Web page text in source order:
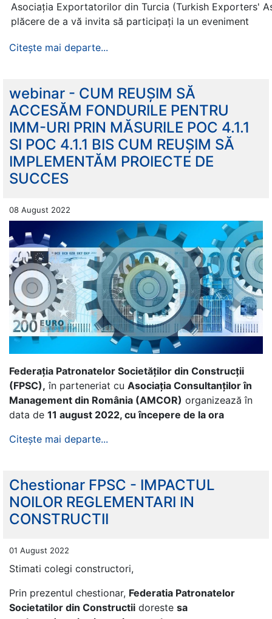
Asociația Exportatorilor din Turcia (Turkish Exporters'
plăcere de a vă invita să participați la un eveniment
Citește mai departe...
webinar - CUM REUȘIM SĂ
ACCESĂM FONDURILE PENTRU
IMM-URI PRIN MĂSURILE POC 4.1.1
SI POC 4.1.1 BIS CUM REUȘIM SĂ
IMPLEMENTĂM PROIECTE DE
SUCCES
08 August 2022
Federația Patronatelor Societăților din Construcții
(FPSC), în parteneriat cu Asociația Consultanților în
Management din România (AMCOR) organizează în
data de 11 august 2022, cu începere de la ora
Citește mai departe...
Chestionar FPSC - IMPACTUL
NOILOR REGLEMENTARI IN
CONSTRUCTII
01 August 2022
Stimati colegi constructori,
Prin prezentul chestionar, Federatia Patronatelor
Societatilor din Constructii doreste sa